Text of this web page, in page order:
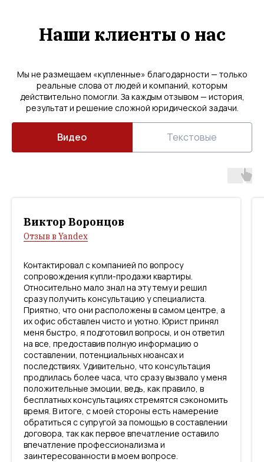
Наши клиенты о нас
Мы не размещаем «купленные» благодарности — только
реальные слова от людей и компаний, которым
действительно помогли. За каждым отзывом — история,
результат и решение сложной юридической задачи.
Видео Текстовые
Виктор Воронцов
Отзыв в Yandex
Контактировал с компанией по вопросу
сопровождения купли-продажи квартиры.
Относительно мало знал на эту тему и решил
сразу получить консультацию у специалиста.
Приятно, что они расположены в самом центре, а
их офис обставлен чисто и уютно. Юрист принял
меня быстро, я подготовил вопросы, и он ответил
на все, предоставив полную информацию о
составлении, потенциальных нюансах и
последствиях. Удивительно, что консультация
продлилась более часа, что сразу вызвало у меня
положительные эмоции, ведь, как правило, в
бесплатных консультациях стремятся сэкономить
время. В итоге, с моей стороны есть намерение
обратиться с супругой за помощью в составлении
договора, так как первое впечатление оставило
впечатление профессионализма и
заинтересованности в моем вопросе.